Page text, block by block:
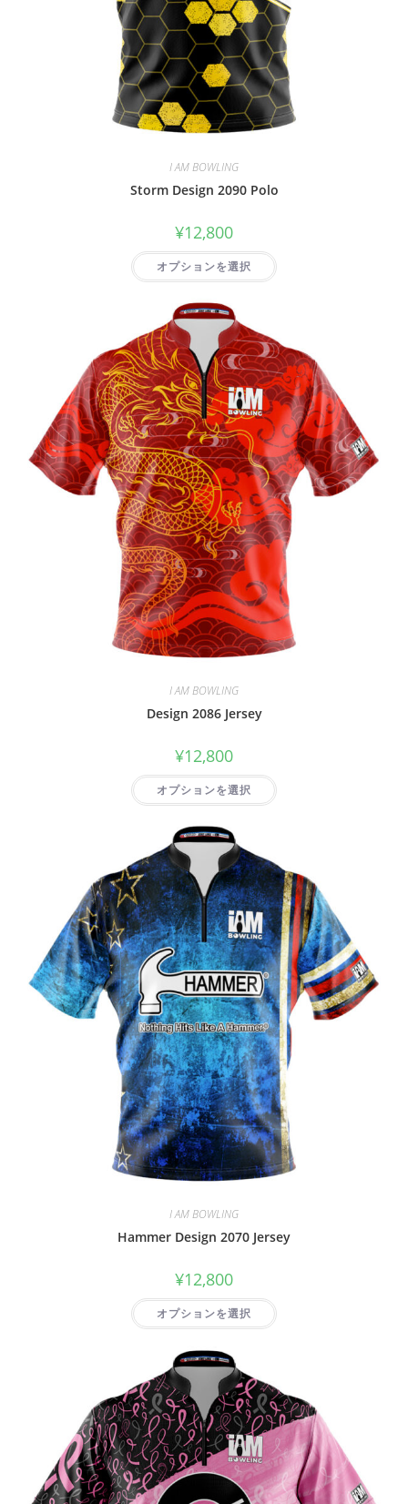
I AM BOWLING
Storm Design 2090 Polo
¥12,800
オプションを選択
I AM BOWLING
Design 2086 Jersey
¥12,800
オプションを選択
I AM BOWLING
Hammer Design 2070 Jersey
¥12,800
オプションを選択